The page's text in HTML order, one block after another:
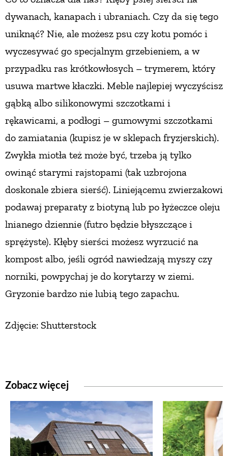
dywanach, kanapach i ubraniach. Czy da się tego
uniknąć? Nie, ale możesz psu czy kotu pomóc i
wyczesywać go specjalnym grzebieniem, a w
przypadku ras krótkowłosych – trymerem, który
usuwa martwe kłaczki. Meble najlepiej wyczyścisz
gąbką albo silikonowymi szczotkami i
rękawicami, a podłogi – gumowymi szczotkami
do zamiatania (kupisz je w sklepach fryzjerskich).
Zwykła miotła też może być, trzeba ją tylko
owinąć starymi rajstopami (tak uzbrojona
doskonale zbiera sierść). Liniejącemu zwierzakowi
podawaj preparaty z biotyną lub po łyżeczce oleju
lnianego dziennie (futro będzie błyszczące i
sprężyste). Kłęby sierści możesz wyrzucić na
kompost albo, jeśli ogród nawiedzają myszy czy
norniki, powpychaj je do korytarzy w ziemi.
Gryzonie bardzo nie lubią tego zapachu.
Zdjęcie: Shutterstock
Zobacz więcej